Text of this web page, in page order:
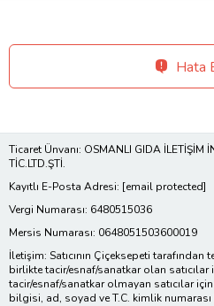
Hata
Ticaret Ünvanı: OSMANLI GIDA İLETİŞİM
TİC.LTD.ŞTİ.
Kayıtlı E-Posta Adresi: [email protected]
Vergi Numarası: 6480515036
Mersis Numarası: 0648051503600019
İletişim: Satıcının Çiçeksepeti
birlikte tacir/esnaf/sanatkar olan satıcılar
tacir/esnaf/sanatkar olmayan satıcılar
bilgisi, ad, soyad ve T.C. kimlik numarası